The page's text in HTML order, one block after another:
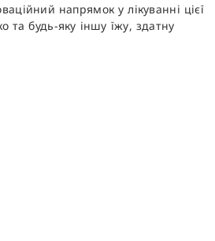
напрямок у лікуванні цієї
та будь-яку іншу їжу, здатну